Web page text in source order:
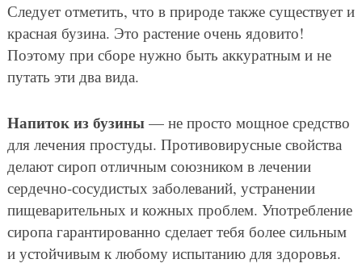
Следует отметить, что в природе также существует и
красная бузина. Это растение очень ядовито!
Поэтому при сборе нужно быть аккуратным и не
путать эти два вида.
Напиток из бузины— не просто мощное средство
для лечения простуды. Противовирусные свойства
делают сироп отличным союзником в лечении
сердечно-сосудистых заболеваний, устранении
пищеварительных и кожных проблем. Употребление
сиропа гарантированно сделает тебя более сильным
и устойчивым к любому испытанию для здоровья.